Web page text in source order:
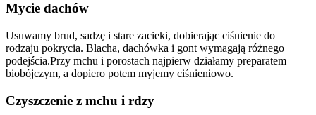
Mycie dachów
Usuwamy brud, sadzę i stare zacieki, dobierając ciśnienie do
rodzaju pokrycia. Blacha, dachówka i gont wymagają różnego
podejścia.Przy mchu i porostach najpierw działamy preparatem
biobójczym, a dopiero potem myjemy ciśnieniowo.
Czyszczenie z mchu i rdzy